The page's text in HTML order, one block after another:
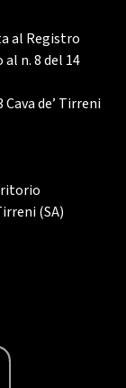
al Registro
n. 8 del 14
de’ Tirreni
(SA)